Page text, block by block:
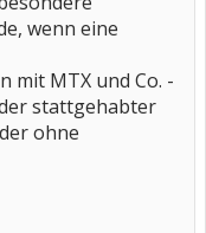
wenn eine
mit MTX und Co. -
stattgehabter
ohne